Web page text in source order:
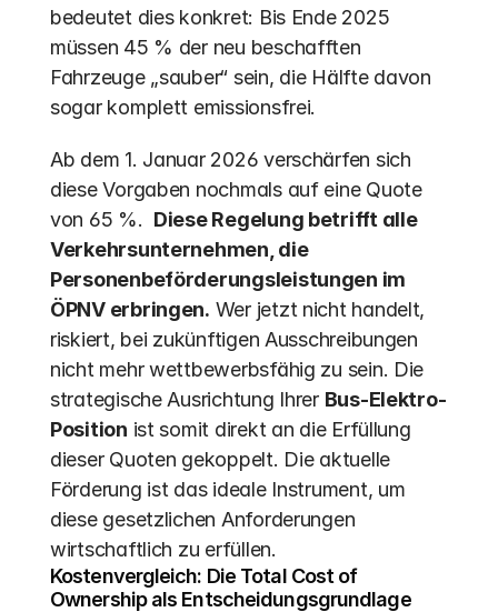
bedeutet dies konkret: Bis Ende 2025
müssen 45 % der neu beschafften
Fahrzeuge „sauber“ sein, die Hälfte davon
sogar komplett emissionsfrei.
Ab dem 1. Januar 2026 verschärfen sich
diese Vorgaben nochmals auf eine Quote
von 65 %. Diese Regelung betrifft alle
Verkehrsunternehmen, die
Personenbeförderungsleistungen im
ÖPNV erbringen. Wer jetzt nicht handelt,
riskiert, bei zukünftigen Ausschreibungen
nicht mehr wettbewerbsfähig zu sein. Die
strategische Ausrichtung Ihrer Bus-Elektro-
Position ist somit direkt an die Erfüllung
dieser Quoten gekoppelt. Die aktuelle
Förderung ist das ideale Instrument, um
diese gesetzlichen Anforderungen
wirtschaftlich zu erfüllen.
Kostenvergleich: Die Total Cost of
Ownership als Entscheidungsgrundlage